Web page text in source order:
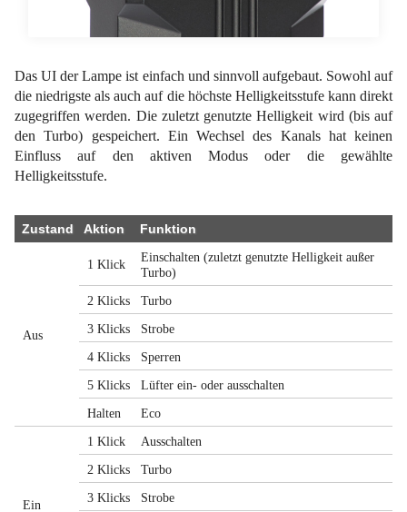
Das UI der Lampe ist einfach und sinnvoll aufgebaut. Sowohl auf
die niedrigste als auch auf die höchste Helligkeitsstufe kann direkt
zugegriffen werden. Die zuletzt genutzte Helligkeit wird (bis auf
den Turbo) gespeichert. Ein Wechsel des Kanals hat keinen
Einfluss auf den aktiven Modus oder die gewählte
Helligkeitsstufe.
Zustand Aktion Funktion
Aus
1 Klick
Einschalten (zuletzt genutzte Helligkeit außer
Turbo)
2 Klicks
Turbo
3 Klicks
Strobe
4 Klicks
Sperren
5 Klicks
Lüfter ein- oder ausschalten
Halten
Eco
Ein
1 Klick
Ausschalten
2 Klicks
Turbo
3 Klicks
Strobe